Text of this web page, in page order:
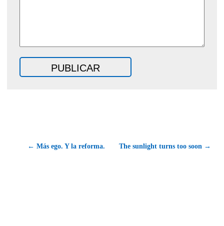
← Más ego. Y la reforma. The sunlight turns too soon →